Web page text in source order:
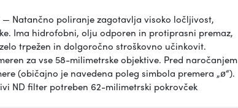
— Natančno poliranje zagotavlja visoko ločljivost,
Ima hidrofobni, olju odporen in protiprasni premaz,
trpežen in dolgoročno stroškovno učinkovit.
za vse 58-milimetrske objektive. Pred naročanjem
(običajno je navedena poleg simbola premera „ø“).
ND filter potreben 62-milimetrski pokrovček